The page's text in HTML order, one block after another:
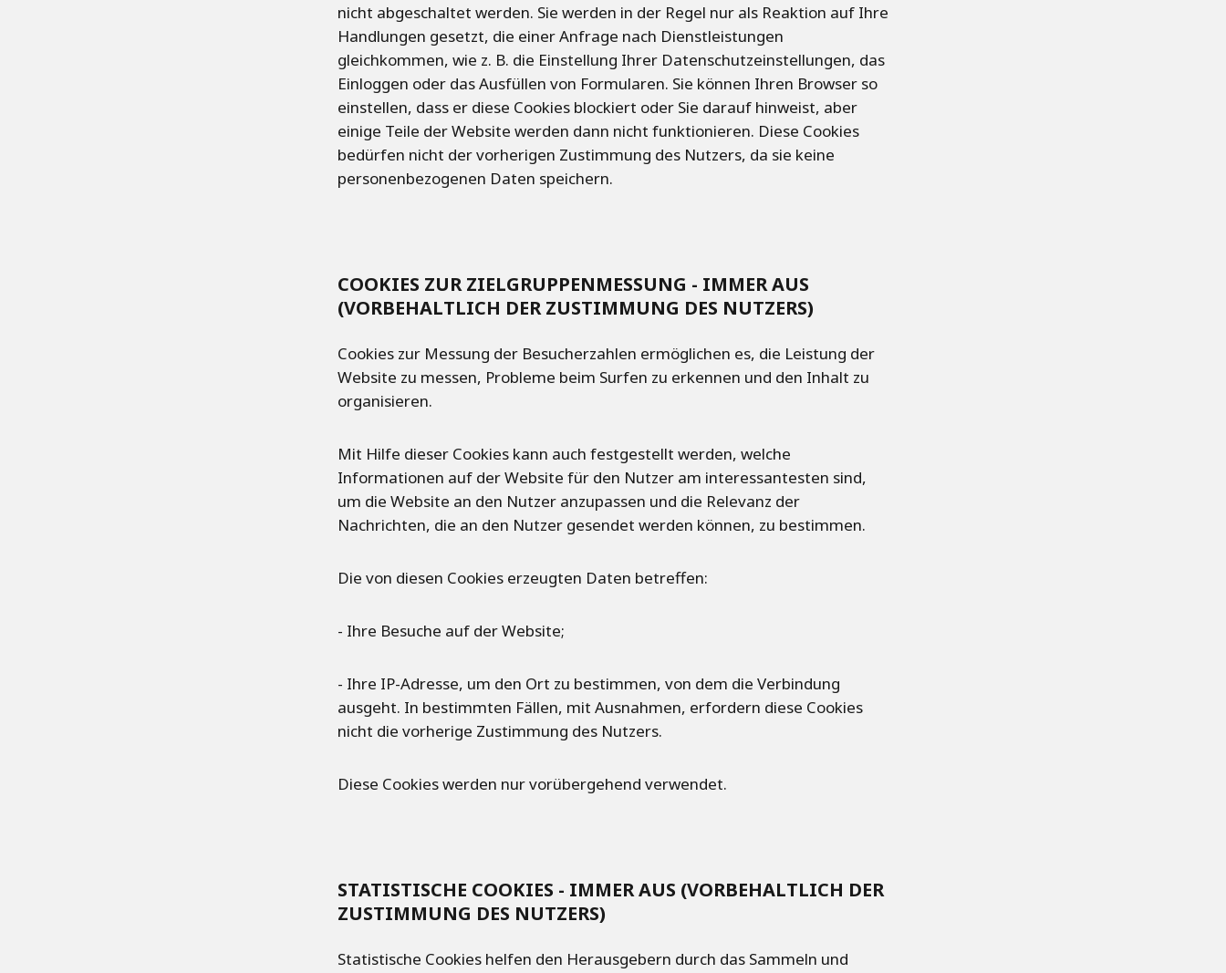
nicht abgeschaltet werden. Sie werden in der Regel nur als Reaktion auf Ihre
Handlungen gesetzt, die einer Anfrage nach Dienstleistungen
gleichkommen, wie z. B. die Einstellung Ihrer Datenschutzeinstellungen, das
Einloggen oder das Ausfüllen von Formularen. Sie können Ihren Browser so
einstellen, dass er diese Cookies blockiert oder Sie darauf hinweist, aber
einige Teile der Website werden dann nicht funktionieren. Diese Cookies
bedürfen nicht der vorherigen Zustimmung des Nutzers, da sie keine
personenbezogenen Daten speichern.
COOKIES ZUR ZIELGRUPPENMESSUNG - IMMER AUS
(VORBEHALTLICH DER ZUSTIMMUNG DES NUTZERS)
Cookies zur Messung der Besucherzahlen ermöglichen es, die Leistung der
Website zu messen, Probleme beim Surfen zu erkennen und den Inhalt zu
organisieren.
Mit Hilfe dieser Cookies kann auch festgestellt werden, welche
Informationen auf der Website für den Nutzer am interessantesten sind,
um die Website an den Nutzer anzupassen und die Relevanz der
Nachrichten, die an den Nutzer gesendet werden können, zu bestimmen.
Die von diesen Cookies erzeugten Daten betreffen:
- Ihre Besuche auf der Website;
- Ihre IP-Adresse, um den Ort zu bestimmen, von dem die Verbindung
ausgeht. In bestimmten Fällen, mit Ausnahmen, erfordern diese Cookies
nicht die vorherige Zustimmung des Nutzers.
Diese Cookies werden nur vorübergehend verwendet.
STATISTISCHE COOKIES - IMMER AUS (VORBEHALTLICH DER
ZUSTIMMUNG DES NUTZERS)
Statistische Cookies helfen den Herausgebern durch das Sammeln und